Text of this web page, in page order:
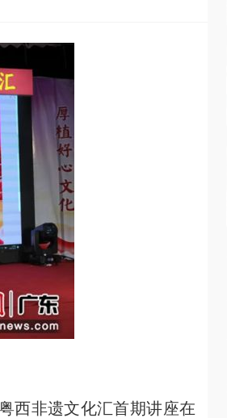
西非遗文化汇首期讲座在